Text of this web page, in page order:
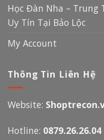
Học Đàn Nha – Trung
Uy Tín Tại Bảo Lộc
My Account
Thông Tin Liên Hệ
Website:
Hotline: 0879.26.26.04